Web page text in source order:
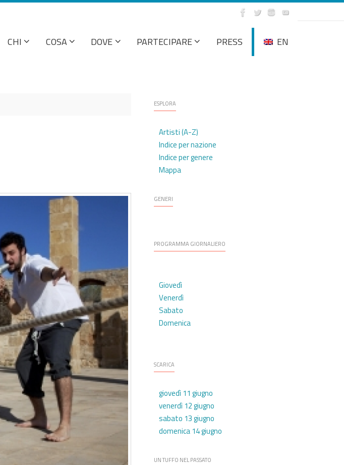
CHI COSA DOVE PARTECIPARE PRESS EN
ESPLORA
Artisti (A-Z)
Indice per nazione
Indice per genere
Mappa
GENERI
PROGRAMMA GIORNALIERO
Giovedì
Venerdì
Sabato
Domenica
SCARICA
giovedì 11 giugno
venerdì 12 giugno
sabato 13 giugno
domenica 14 giugno
UN TUFFO NEL PASSATO